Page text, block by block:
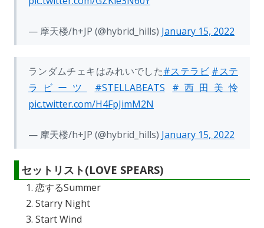
— 摩天楼/h+JP (@hybrid_hills) January 15, 2022
ランダムチェキはみれいでした#ステラビ #ステ
ラビーツ
#STELLABEATS
#西田美怜
pic.twitter.com/H4FpJimM2N
— 摩天楼/h+JP (@hybrid_hills) January 15, 2022
セットリスト(LOVE SPEARS)
恋するSummer
Starry Night
Start Wind